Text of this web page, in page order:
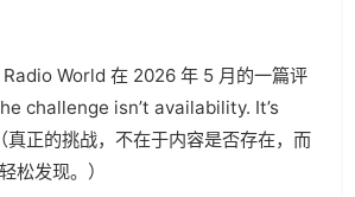
World 在 2026 年 5 月的一篇评
challenge isn’t availability. It’s
正的挑战，不在于内容是否存在，而
松发现。）